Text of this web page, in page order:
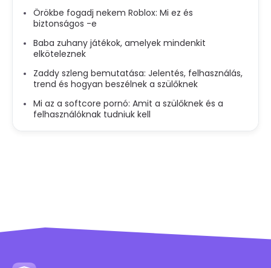
Örökbe fogadj nekem Roblox: Mi ez és
biztonságos -e
Baba zuhany játékok, amelyek mindenkit
elköteleznek
Zaddy szleng bemutatása: Jelentés, felhasználás,
trend és hogyan beszélnek a szülőknek
Mi az a softcore pornó: Amit a szülőknek és a
felhasználóknak tudniuk kell